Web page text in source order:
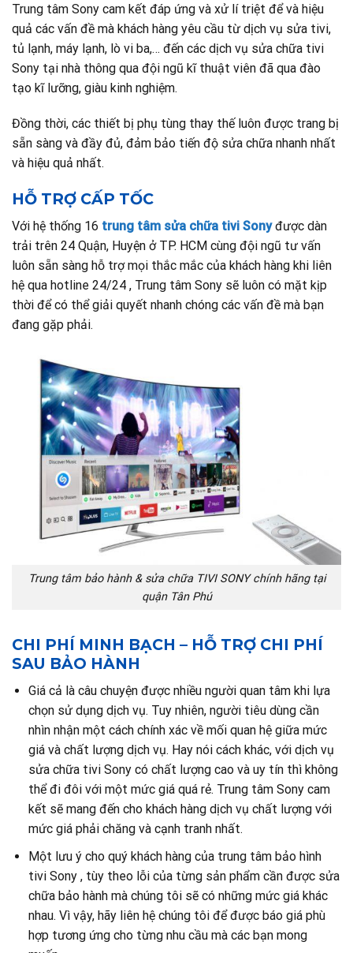
Trung tâm Sony cam kết đáp ứng và xử lí triệt để và hiệu
quả các vấn đề mà khách hàng yêu cầu từ dịch vụ sửa tivi,
tủ lạnh, máy lạnh, lò vi ba,… đến các dịch vụ sửa chữa tivi
Sony tại nhà thông qua đội ngũ kĩ thuật viên đã qua đào
tạo kĩ lưỡng, giàu kinh nghiệm.
Đồng thời, các thiết bị phụ tùng thay thế luôn được trang bị
sẵn sàng và đầy đủ, đảm bảo tiến độ sửa chữa nhanh nhất
và hiệu quả nhất.
HỖ TRỢ CẤP TỐC
Với hệ thống 16 trung tâm sửa chữa tivi Sonyđược dàn
trải trên 24 Quận, Huyện ở TP. HCM cùng đội ngũ tư vấn
luôn sẵn sàng hỗ trợ mọi thắc mắc của khách hàng khi liên
hệ qua hotline 24/24 , Trung tâm Sony sẽ luôn có mặt kịp
thời để có thể giải quyết nhanh chóng các vấn đề mà bạn
đang gặp phải.
Trung tâm bảo hành & sửa chữa TIVI SONY chính hãng tại
quận Tân Phú
CHI PHÍ MINH BẠCH – HỖ TRỢ CHI PHÍ
SAU BẢO HÀNH
Giá cả là câu chuyện được nhiều người quan tâm khi lựa
chọn sử dụng dịch vụ. Tuy nhiên, người tiêu dùng cần
nhìn nhận một cách chính xác về mối quan hệ giữa mức
giá và chất lượng dịch vụ. Hay nói cách khác, với dịch vụ
sửa chữa tivi Sony có chất lượng cao và uy tín thì không
thể đi đôi với một mức giá quá rẻ. Trung tâm Sony cam
kết sẽ mang đến cho khách hàng dịch vụ chất lượng với
mức giá phải chăng và cạnh tranh nhất.
Một lưu ý cho quý khách hàng của trung tâm bảo hình
tivi Sony , tùy theo lỗi của từng sản phẩm cần được sửa
chữa bảo hành mà chúng tôi sẽ có những mức giá khác
nhau. Vì vậy, hãy liên hệ chúng tôi để được báo giá phù
hợp tương ứng cho từng nhu cầu mà các bạn mong